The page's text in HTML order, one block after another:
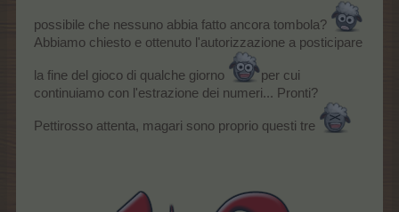
possibile che nessuno abbia fatto ancora tombola?
Abbiamo chiesto e ottenuto l'autorizzazione a posticipare
la fine del gioco di qualche giorno
per cui
continuiamo con l'estrazione dei numeri... Pronti?
Pettirosso attenta, magari sono proprio questi tre